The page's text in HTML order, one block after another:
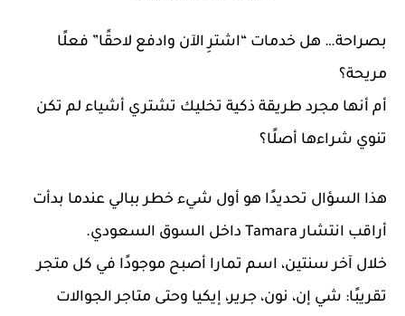
بصراحة… هل خدمات “اشترِ الآن وادفع لاحقًا” فعلًا
مريحة؟
أم أنها مجرد طريقة ذكية تخليك تشتري أشياء لم تكن
تنوي شراءها أصلًا؟
هذا السؤال تحديدًا هو أول شيء خطر ببالي عندما بدأت
أراقب انتشارTamara داخل السوق السعودي.
خلال آخر سنتين، اسم تمارا أصبح موجودًا في كل متجر
تقريبًا: شي إن، نون، جرير، إيكيا وحتى متاجر الجوالات